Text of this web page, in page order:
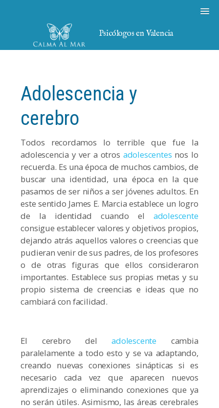
Psicólogos en Valencia
Adolescencia y
cerebro
Todos recordamos lo terrible que fue la
adolescencia y ver a otros adolescentes nos lo
recuerda. Es una época de muchos cambios, de
buscar una identidad, una época en la que
pasamos de ser niños a ser jóvenes adultos. En
este sentido James E. Marcia establece un logro
de la identidad cuando el adolescente
consigue establecer valores y objetivos propios,
dejando atrás aquellos valores o creencias que
pudieran venir de sus padres, de los profesores
o de otras figuras que ellos consideraron
importantes. Establece sus propias metas y su
propio sistema de creencias e ideas que no
cambiará con facilidad.
El cerebro deladolescente cambia
paralelamente a todo esto y se va adaptando,
creando nuevas conexiones sinápticas si es
necesario cada vez que aparecen nuevos
aprendizajes o eliminando conexiones que ya
no serán útiles. Asimismo, las áreas cerebrales